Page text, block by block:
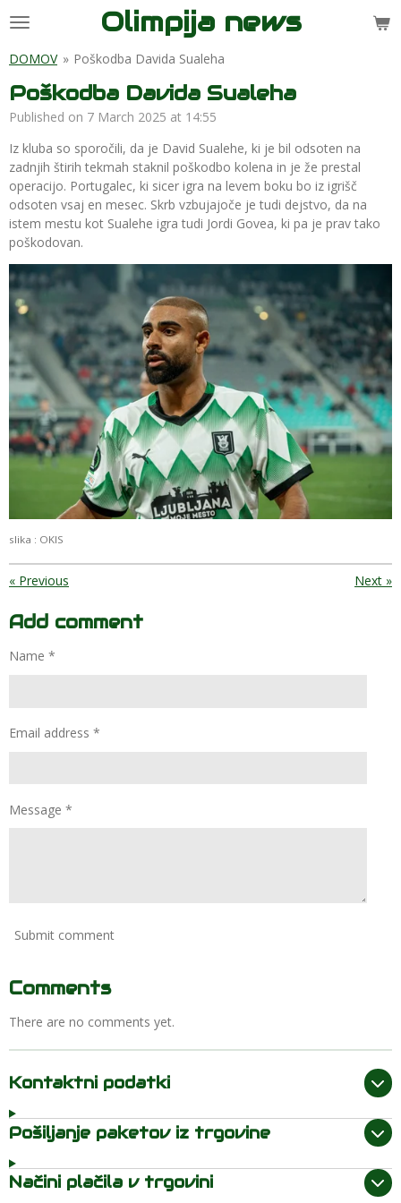
Skip
main
Olimpija news
DOMOV » Poškodba Davida Sualeha
Poškodba Davida Sualeha
Published on 7 March 2025 at 14:55
Iz kluba so sporočili, da je David Sualehe, ki je bil odsoten na
zadnjih štirih tekmah staknil poškodbo kolena in je že prestal
operacijo. Portugalec, ki sicer igra na levem boku bo iz igrišč
odsoten vsaj en mesec. Skrb vzbujajoče je tudi dejstvo, da na
istem mestu kot Sualehe igra tudi Jordi Govea, ki pa je prav tako
poškodovan.
slika : OKIS
« Previous Next »
Add comment
Name *
Email address *
Message *
Submit comment
Comments
There are no comments yet.
Kontaktni podatki
Pošiljanje paketov iz trgovine
Načini plačila v trgovini